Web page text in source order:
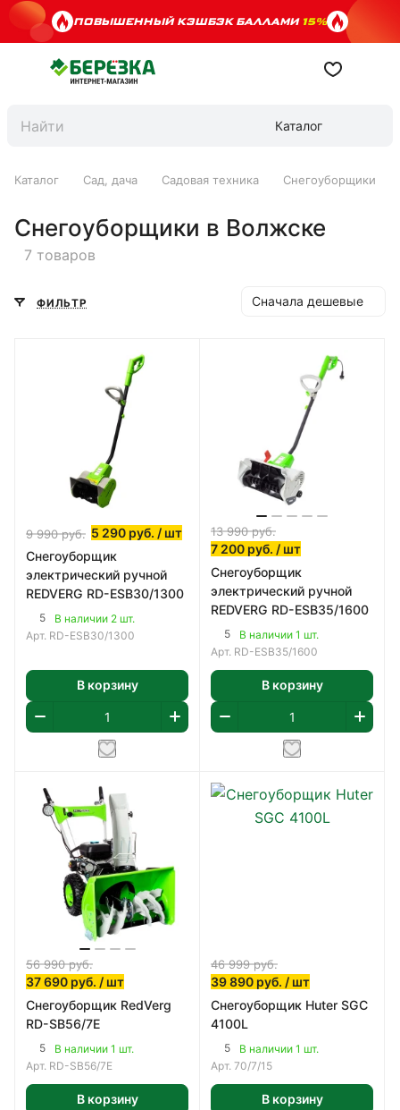
ПОВЫШЕННЫЙ КЭШБЭК БАЛЛАМИ15%
Каталог
Каталог Сад, дача Садовая техника Снегоуборщики
Снегоуборщики в Волжске
7 товаров
ФИЛЬТР Сначала дешевые
9 990руб. 5 290 руб. / шт
Снегоуборщик
электрический ручной
REDVERG RD-ESB30/1300
5
В наличии 2 шт.
Арт. RD-ESB30/1300
В корзину
13 990руб.
7 200 руб. / шт
Снегоуборщик
электрический ручной
REDVERG RD-ESB35/1600
5
В наличии 1 шт.
Арт. RD-ESB35/1600
В корзину
56 990руб.
37 690 руб. / шт
Снегоуборщик RedVerg
RD-SB56/7E
5
В наличии 1 шт.
Арт. RD-SB56/7E
В корзину
46 999руб.
39 890 руб. / шт
Снегоуборщик Huter SGC
4100L
5
В наличии 1 шт.
Арт. 70/7/15
В корзину